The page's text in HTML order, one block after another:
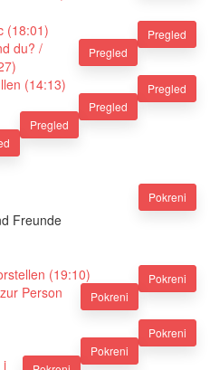
Pregled
(18:01)
Pregled
du? /
Pregled
(14:13)
Pregled
Pregled
Pokreni
Freunde
Pokreni
(19:10)
Pokreni
Person
Pokreni
Pokreni
i